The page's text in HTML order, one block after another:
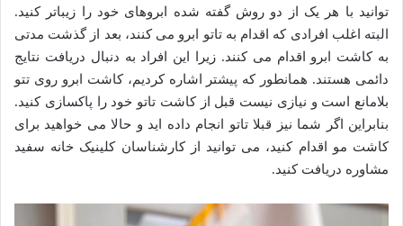
توانید با هر یک از دو روش گفته شده ابروهای خود را زیباتر کنید.
البته اغلب افرادی که اقدام به تاتو ابرو می کنند، بعد از گذشت مدتی
به کاشت ابرو اقدام می کنند. زیرا این افراد به دنبال دریافت نتایج
دائمی هستند. همانطور که پیشتر اشاره کردیم، کاشت ابرو روی تتو
بلامانع است و نیازی نیست قبل از کاشت تاتو خود را پاکسازی کنید.
بنابراین اگر شما نیز قبلا تاتو انجام داده اید و حالا می خواهید برای
کاشت مو اقدام کنید، می توانید از کارشناسان کلینیک خانه سفید
مشاوره دریافت کنید.